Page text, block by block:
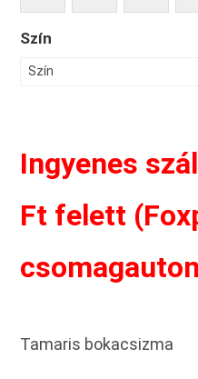
Szín
Szín
Ingyenes
Ft felett
Tamaris bokacsizma